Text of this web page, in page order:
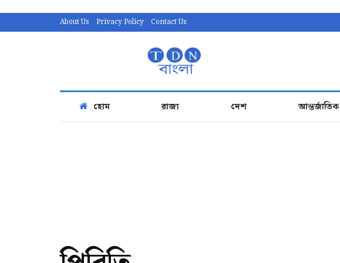
About Us Privacy Policy Contact Us
হোম রাজ্য দেশ আন্তর্জাতিক